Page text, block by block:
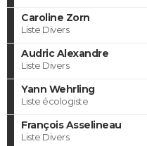
Caroline Zorn
Liste Divers
Audric Alexandre
Liste Divers
Yann Wehrling
Liste écologiste
François Asselineau
Liste Divers